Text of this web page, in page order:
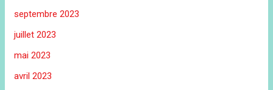
septembre 2023
juillet 2023
mai 2023
avril 2023